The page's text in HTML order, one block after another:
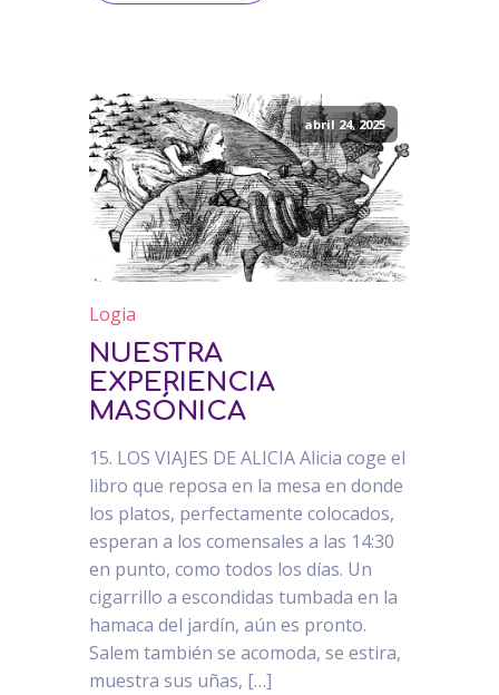
abril 24, 2025
Logia
NUESTRA
EXPERIENCIA
MASÓNICA
15. LOS VIAJES DE ALICIA Alicia coge el
libro que reposa en la mesa en donde
los platos, perfectamente colocados,
esperan a los comensales a las 14:30
en punto, como todos los días. Un
cigarrillo a escondidas tumbada en la
hamaca del jardín, aún es pronto.
Salem también se acomoda, se estira,
muestra sus uñas, […]